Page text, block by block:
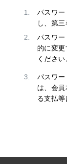
パスワー
し、第
パスワ
的に変
ください
パスワ
は、会
る支払等